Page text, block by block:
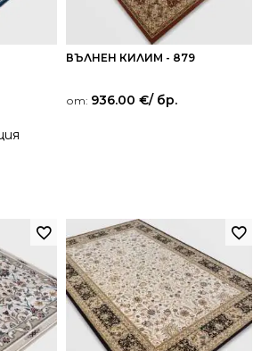
ВЪЛНЕН КИЛИМ - 879
от: 936.00 €/ бр.